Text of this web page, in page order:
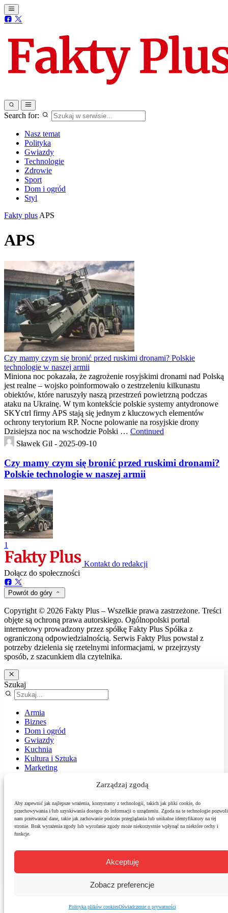
Zarządzaj zgodą
Aby zapewnić jak najlepsze wrażenia, korzystamy z technologii, takich jak pliki cookie, do
przechowywania i/lub uzyskiwania dostępu do informacji o urządzeniu. Zgoda na te technologie pozwoli
nam przetwarzać dane, takie jak zachowanie podczas przeglądania lub unikalne identyfikatory na tej
stronie. Brak wyrażenia zgody lub wycofanie zgody może niekorzystnie wpłynąć na niektóre cechy i
funkcje.
Akceptuję
Zobacz preferencje
Polityka plików cookiesOświadczenie o prywatności
Search for:
Nasz temat
Polityka
Gwiazdy
Technologie
Zdrowie
Sport
Dom i ogród
Styl
Fakty plus APS
APS
Czy mamy czym się bronić przed ruskimi dronami? Polskie
technologie w naszej armii
Miniona noc pokazała, że zagrożenie rosyjskimi dronami nad Polską
jest realne – wojsko poinformowało o zestrzeleniu kilkunastu
obiektów, które naruszyły naszą przestrzeń powietrzną podczas
ataku na Ukrainę. W tym kontekście polskie systemy antydronowe
SKYctrl firmy APS stają się jednym z kluczowych elementów
ochrony terytorium RP. Nocne polowanie na rosyjskie drony
Dzisiejsza noc na wschodzie Polski … Continued
Sławek Gil - 2025-09-10
Czy mamy czym się bronić przed ruskimi dronami?
Polskie technologie w naszej armii
1
Kontakt do redakcji
Dołącz do społeczności
Powrót do góry
Copyright © 2026 Fakty Plus – Wszelkie prawa zastrzeżone. Treści
objęte są ochroną prawa autorskiego. Ogólnopolski portal
internetowy prowadzony przez spółkę Fakty Plus Spółka z
ograniczoną odpowiedzialnością. Serwis Fakty Plus powstał z
potrzeby dzielenia się rzetelnymi informacjami, w przejrzysty
sposób, z szacunkiem dla czytelnika.
Szukaj
Armia
Biznes
Dom i ogród
Gwiazdy
Kuchnia
Kultura i Sztuka
Marketing
Podróże
Polityka
Sport
Środowisko
Technologie